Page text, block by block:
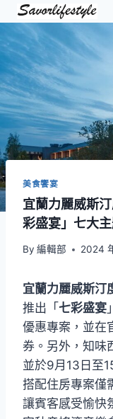
Skip
content
美食饗宴
宜蘭力麗威斯
彩盛宴」七大
By 編輯部 2024
宜蘭力麗威斯汀
推出「 七彩盛宴
優惠專案，並在
券。另外，知味
並於9月13日至
搭配住房專案僅
讓賓客感受愉快